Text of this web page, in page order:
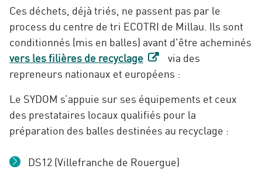
Ces déchets, déjà triés, ne passent pas par le
process du centre de tri ECOTRI de Millau. Ils sont
conditionnés (mis en balles) avant d'être acheminés
vers les filières de recyclage
via des
repreneurs nationaux et européens :
Le SYDOM s’appuie sur ses équipements et ceux
des prestataires locaux qualifiés pour la
préparation des balles destinées au recyclage :
DS12 (Villefranche de Rouergue)